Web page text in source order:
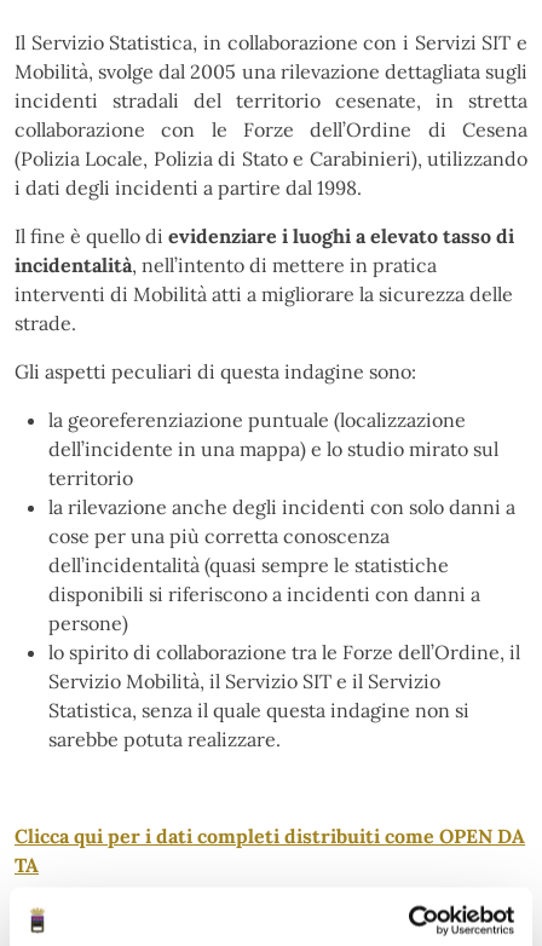
Il Servizio Statistica, in collaborazione con i Servizi SIT e
Mobilità, svolge dal 2005 una rilevazione dettagliata sugli
incidenti stradali del territorio cesenate, in stretta
collaborazione con le Forze dell’Ordine di Cesena
(Polizia Locale, Polizia di Stato e Carabinieri), utilizzando
i dati degli incidenti a partire dal 1998.
Il fine è quello di evidenziare i luoghi a elevato tasso di
incidentalità, nell’intento di mettere in pratica
interventi di Mobilità atti a migliorare la sicurezza delle
strade.
Gli aspetti peculiari di questa indagine sono:
la georeferenziazione puntuale (localizzazione
dell’incidente in una mappa) e lo studio mirato sul
territorio
la rilevazione anche degli incidenti con solo danni a
cose per una più corretta conoscenza
dell’incidentalità (quasi sempre le statistiche
disponibili si riferiscono a incidenti con danni a
persone)
lo spirito di collaborazione tra le Forze dell’Ordine, il
Servizio Mobilità, il Servizio SIT e il Servizio
Statistica, senza il quale questa indagine non si
sarebbe potuta realizzare.
Clicca qui per i dati completi distribuiti come OPEN DA
TA
Clicca qui per visualizzare il PUMS – Piano Urbano sulla